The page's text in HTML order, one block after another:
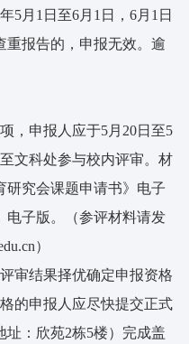
5月1日至6月1日，6月1日
重报告的，申报无效。逾
，申报人应于5月20日至5
文科处参与校内评审。材
研究会课题申请书》电子
电子版。（参评材料请发
）
审结果择优确定申报资格
的申报人应尽快提交正式
址：欣苑2栋5楼）完成盖